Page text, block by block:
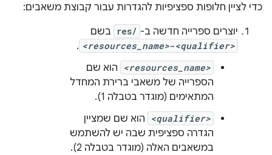
כדי לציין חלופות ספציפיות להגדרות עבור קבוצת משאבים:
יוצרים ספרייה חדשה ב- res/ בשם
<resources_name>-<qualifier>
.
<resources_name>
הוא שם
הספרייה של משאבי ברירת המחדל
המתאימים (מוגדר בטבלה 1).
<qualifier>
הוא שם שמציין
הגדרה ספציפית שבה יש להשתמש
במשאבים האלה (מוגדר בטבלה 2).